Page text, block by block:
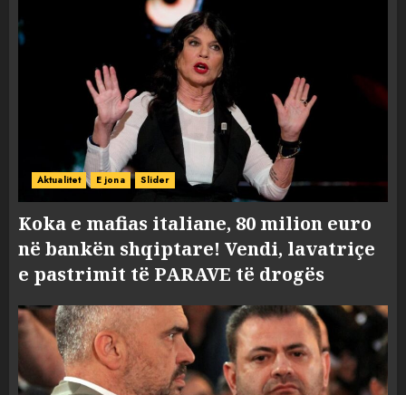
Aktualitet E jona Slider
Koka e mafias italiane, 80 milion euro
në bankën shqiptare! Vendi, lavatriçe
e pastrimit të PARAVE të drogës